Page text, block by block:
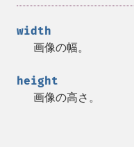
width
画像の幅。
height
画像の高さ。
Gmagick